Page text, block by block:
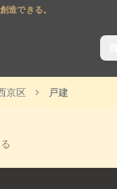
造できる。
京区 戸建